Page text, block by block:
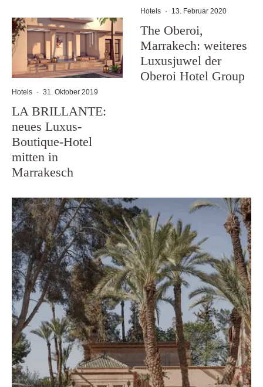
Hotels · 31. Oktober 2019
LA BRILLANTE:
neues Luxus-
Boutique-Hotel
mitten in
Marrakesch
Hotels · 13. Februar 2020
The Oberoi,
Marrakech: weiteres
Luxusjuwel der
Oberoi Hotel Group